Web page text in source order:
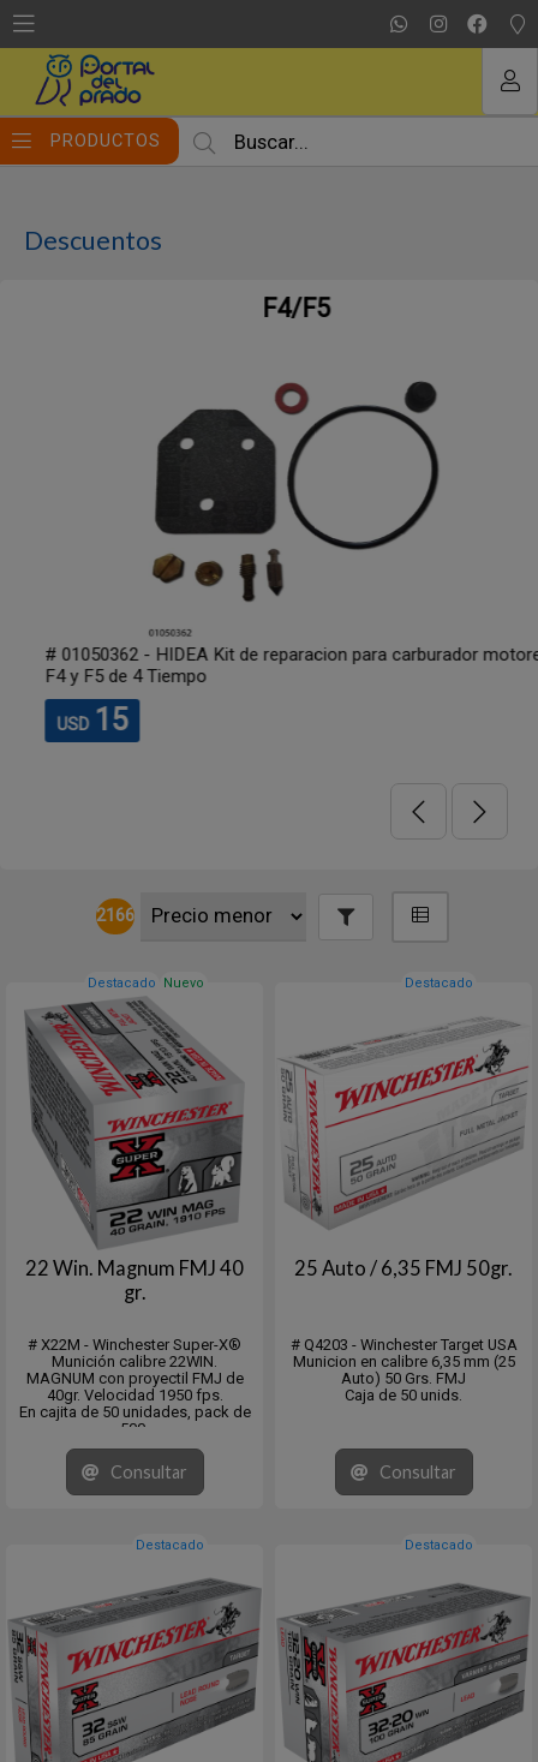
PRODUCTOS
Descuentos
F4/F5
# 01050362 - HIDEA Kit de reparacion para carburador motores
F4 y F5 de 4 Tiempo
USD15
2166
Destacado Nuevo
22 Win. Magnum FMJ 40
gr.
# X22M - Winchester Super-X®
Munición calibre 22WIN.
MAGNUM con proyectil FMJ de
40gr. Velocidad 1950 fps.
En cajita de 50 unidades, pack de
500.
Venta mínima 10x50 o múltiplos.
Consultar
Destacado
25 Auto / 6,35 FMJ 50gr.
# Q4203 - Winchester Target USA
Municion en calibre 6,35 mm (25
Auto) 50 Grs. FMJ
Caja de 50 unids.
Consultar
Destacado Destacado